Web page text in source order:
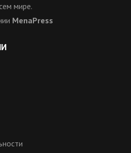
мире.
MenaPress